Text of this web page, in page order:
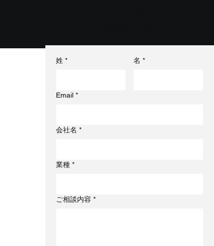
姓 * 名 *
Email *
会社名 *
業種 *
ご相談内容 *